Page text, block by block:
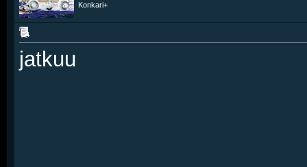
Konkari+
jatkuu